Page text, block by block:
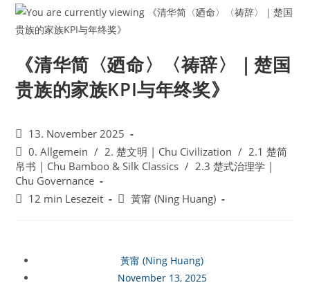
《清华简〈廼命〉〈祷辞〉｜楚国
贵族的家族KPI与年终奖》
13. November 2025
0. Allgemein / 2. 楚文明 | Chu Civilization / 2.1 楚简
帛书 | Chu Bamboo & Silk Classics / 2.3 楚式治理学 |
Chu Governance
12 min Lesezeit
黃甯 (Ning Huang)
黃甯 (Ning Huang)
November 13, 2025